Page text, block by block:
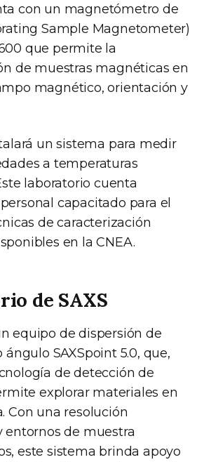
con un magnetómetro de
Sample Magnetometer)
que permite la
de muestras magnéticas en
magnético, orientación y
un sistema para medir
a temperaturas
laboratorio cuenta
capacitado para el
de caracterización
en la CNEA.
de SAXS
equipo de dispersión de
ángulo SAXSpoint 5.0, que,
de detección de
explorar materiales en
Con una resolución
entornos de muestra
este sistema brinda apoyo